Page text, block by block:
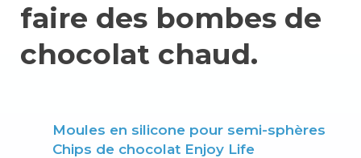
faire des bombes de
chocolat chaud.
Moules en silicone pour semi-sphères
Chips de chocolat Enjoy Life